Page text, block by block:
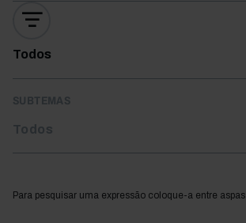
TEMAS
Todos
SUBTEMAS
Todos
Para pesquisar uma expressão coloque-a entre aspas